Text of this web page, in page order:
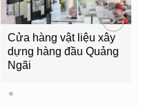
Cửa hàng vật liệu xây
dựng hàng đầu Quảng
Ngãi
3